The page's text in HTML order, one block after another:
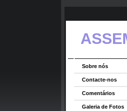
Sobre nós
Contacte-nos
Comentários
Galeria de Fotos